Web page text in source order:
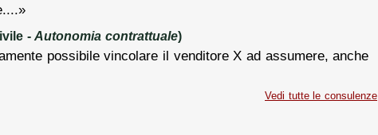
-Autonomia contrattuale)
possibile vincolare il venditore X ad assumere, anche
Vedi tutte le consulenze